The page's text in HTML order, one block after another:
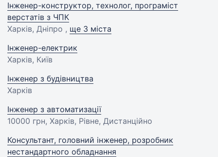
Інженер-конструктор, технолог, програміст
верстатів з ЧПК
Харків, Дніпро , ще 3 міста
Інженер-електрик
Харків, Київ
Інженер з будівництва
Харків
Інженер з автоматизації
10000 грн, Харків, Рівне, Дистанційно
Консультант, головний інженер, розробник
нестандартного обладнання